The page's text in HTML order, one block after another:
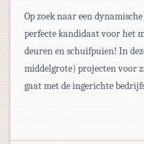
Op zoek naar een
perfecte kandidaat voor het
deuren en schuifpuien! In
middelgrote) projecten voor
gaat met de ingerichte